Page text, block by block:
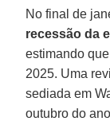
No final de
recessão da
estimando
2025. Uma
sediada em
outubro do